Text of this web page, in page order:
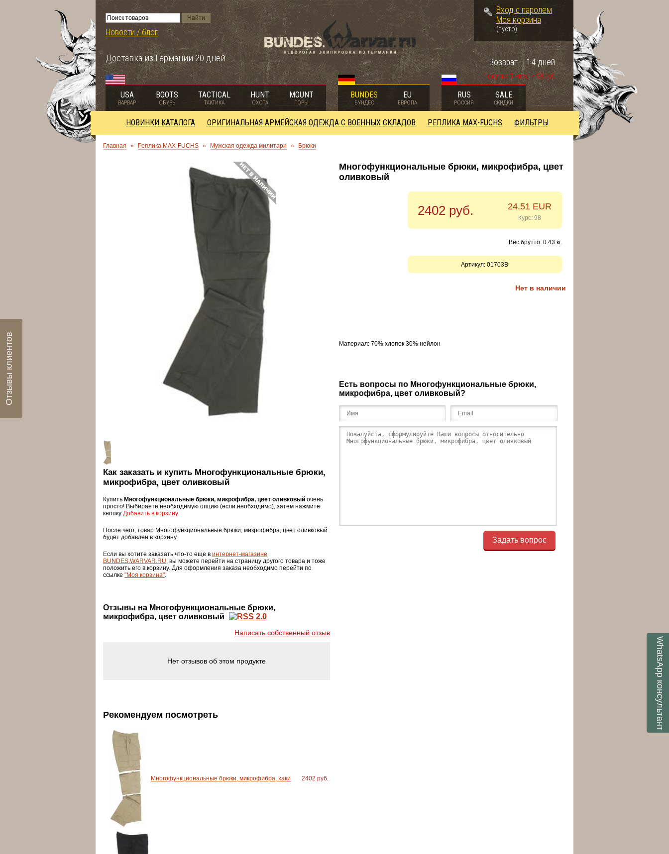
Новости / блог
Доставка из Германии 20 дней
Вход с паролем
Моя корзина
(пусто)
Покупка 1 Евро – 98 руб.
Возврат – 14 дней
USA
ВАРВАР
BOOTS
ОБУВЬ
TACTICAL
ТАКТИКА
HUNT
ОХОТА
MOUNT
ГОРЫ
BUNDES
БУНДЕС
EU
ЕВРОПА
RUS
РОССИЯ
SALE
СКИДКИ
НОВИНКИ КАТАЛОГА ОРИГИНАЛЬНАЯ АРМЕЙСКАЯ ОДЕЖДА С ВОЕННЫХ СКЛАДОВ РЕПЛИКА MAX-FUCHS ФИЛЬТРЫ
Главная » Реплика MAX-FUCHS » Мужская одежда милитари » Брюки
Как заказать и купить Многофункциональные брюки,
микрофибра, цвет оливковый
Купить Многофункциональные брюки, микрофибра, цвет оливковый очень
просто! Выбираете необходимую опцию (если необходимо), затем нажмите
кнопку Добавить в корзину.
После чего, товар Многофункциональные брюки, микрофибра, цвет оливковый
будет добавлен в корзину.
Если вы хотите заказать что-то еще в интернет-магазине
BUNDES.WARVAR.RU , вы можете перейти на страницу другого товара и тоже
положить его в корзину. Для оформления заказа необходимо перейти по
ссылке "Моя корзина"
Отзывы на Многофункциональные брюки,
микрофибра, цвет оливковый
Написать собственный отзыв
Нет отзывов об этом продукте
Рекомендуем посмотреть
Многофункциональные брюки, микрофибра, хаки 2402 руб.
Многофункциональные брюки, микрофибра, цвет
оливковый
2402 руб. 24.51 EUR
Курс: 98
Вес брутто: 0.43 кг.
Артикул: 01703B
Нет в наличии
Материал: 70% хлопок 30% нейлон
Есть вопросы по Многофункциональные брюки,
микрофибра, цвет оливковый?
Задать вопрос
WhatsApp
консультант
Отзывы клиентов